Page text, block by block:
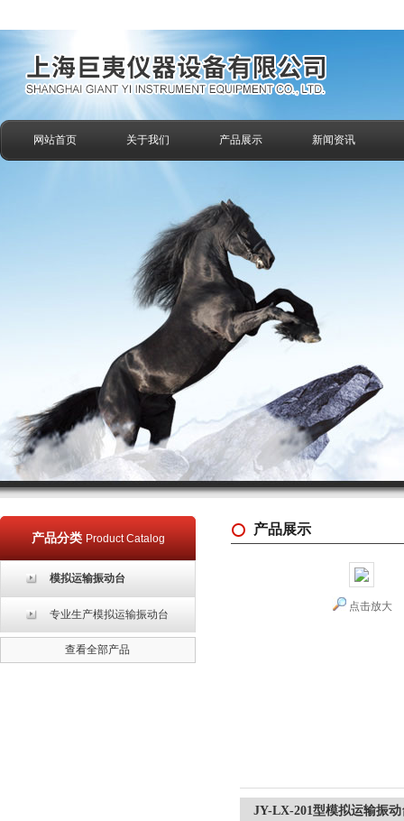
网站首页 关于我们 产品展示 新闻资讯
产品分类 Product Catalog
模拟运输振动台
专业生产模拟运输振动台
查看全部产品
产品展示
点击放大
JY-LX-201型模拟运输振